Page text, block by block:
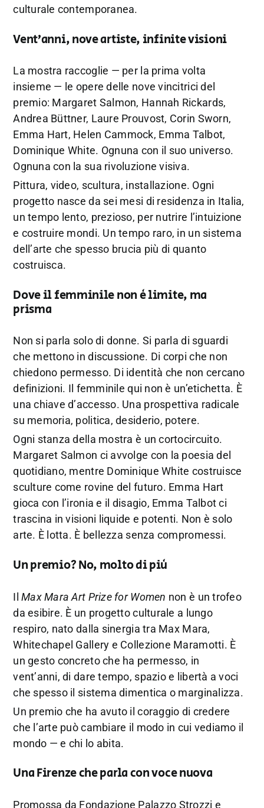
culturale contemporanea.
Vent’anni, nove artiste, infinite visioni
La mostra raccoglie — per la prima volta
insieme — le opere delle nove vincitrici del
premio: Margaret Salmon, Hannah Rickards,
Andrea Büttner, Laure Prouvost, Corin Sworn,
Emma Hart, Helen Cammock, Emma Talbot,
Dominique White. Ognuna con il suo universo.
Ognuna con la sua rivoluzione visiva.
Pittura, video, scultura, installazione. Ogni
progetto nasce da sei mesi di residenza in Italia,
un tempo lento, prezioso, per nutrire l’intuizione
e costruire mondi. Un tempo raro, in un sistema
dell’arte che spesso brucia più di quanto
costruisca.
Dove il femminile non è limite, ma
prisma
Non si parla solo di donne. Si parla di sguardi
che mettono in discussione. Di corpi che non
chiedono permesso. Di identità che non cercano
definizioni. Il femminile qui non è un’etichetta. È
una chiave d’accesso. Una prospettiva radicale
su memoria, politica, desiderio, potere.
Ogni stanza della mostra è un cortocircuito.
Margaret Salmon ci avvolge con la poesia del
quotidiano, mentre Dominique White costruisce
sculture come rovine del futuro. Emma Hart
gioca con l’ironia e il disagio, Emma Talbot ci
trascina in visioni liquide e potenti. Non è solo
arte. È lotta. È bellezza senza compromessi.
Un premio? No, molto di più
IlMax Mara Art Prize for Women non è un trofeo
da esibire. È un progetto culturale a lungo
respiro, nato dalla sinergia tra Max Mara,
Whitechapel Gallery e Collezione Maramotti. È
un gesto concreto che ha permesso, in
vent’anni, di dare tempo, spazio e libertà a voci
che spesso il sistema dimentica o marginalizza.
Un premio che ha avuto il coraggio di credere
che l’arte può cambiare il modo in cui vediamo il
mondo — e chi lo abita.
Una Firenze che parla con voce nuova
Promossa da Fondazione Palazzo Strozzi e